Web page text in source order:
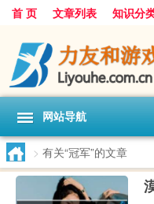
首 页 文章列表 知识分
网站导航
> 有关“冠军”的文章